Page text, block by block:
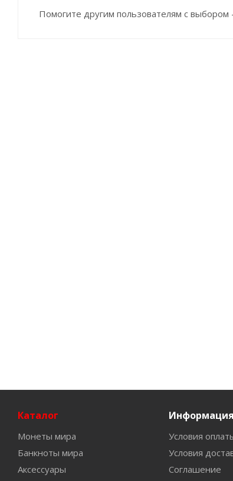
Помогите другим пользователям с
Каталог
Монеты мира
Банкноты мира
Аксессуары
Информация
Условия
Условия
Соглашение